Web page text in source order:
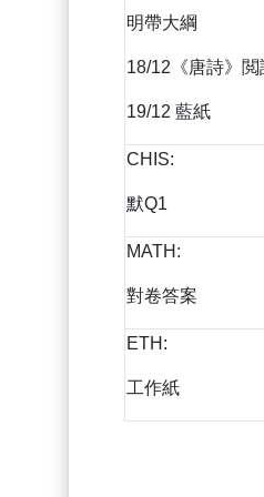
明帶大綱
18/12《唐詩》閲
19/12 藍紙
CHIS:
默Q1
MATH:
對卷答案
ETH:
工作紙